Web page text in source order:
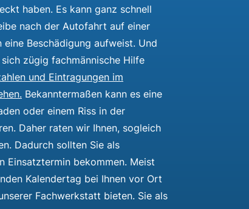
haben. Es kann ganz schnell
nach der Autofahrt auf einer
Beschädigung aufweist. Und
zügig fachmännische Hilfe
und Eintragungen im
Bekanntermaßen kann es eine
oder einem Riss in der
Daher raten wir Ihnen, sogleich
Dadurch sollten Sie als
Einsatztermin bekommen. Meist
Kalendertag bei Ihnen vor Ort
Fachwerkstatt bieten. Sie als